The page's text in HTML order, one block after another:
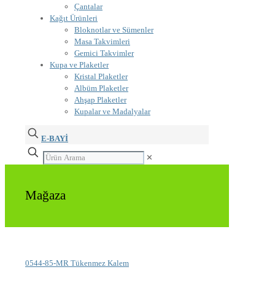
Çantalar
Kağıt Ürünleri
Bloknotlar ve Sümenler
Masa Takvimleri
Gemici Takvimler
Kupa ve Plaketler
Kristal Plaketler
Albüm Plaketler
Ahşap Plaketler
Kupalar ve Madalyalar
E-BAYİ
✕
Mağaza
0544-85-MR Tükenmez Kalem